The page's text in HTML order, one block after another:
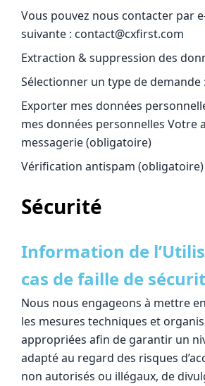
Vous pouvez nous contacter par
suivante : contact@cxfirst.com
Extraction & suppression des
Sélectionner un type de demande :
Exporter mes données
mes données personnelles Votre
messagerie (obligatoire)
Vérification antispam (obligatoire)
Sécurité
Information de
cas de faille de
Nous nous engageons à mettre
les mesures techniques et
appropriées afin de garantir un
adapté au regard des risques
non autorisés ou illégaux, de